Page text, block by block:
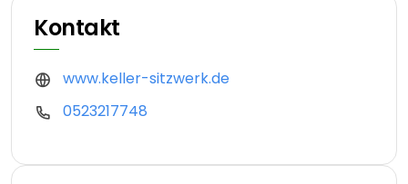
Kontakt
www.keller-sitzwerk.de
0523217748